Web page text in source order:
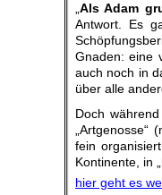
„Als Adam
Antwort. Es
Gnaden: eine
auch noch in
über alle
Doch
„Artgenosse“
fein
Kontinente, in
hier geht es